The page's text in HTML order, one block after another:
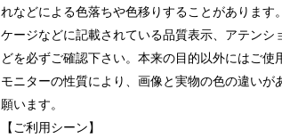
れなどによる色落ちや色移りすることがあります
ケージなどに記載されている品質表示、アテンシ
どを必ずご確認下さい。本来の目的以外にはご
モニターの性質により、画像と実物の色の違い
願います。
【ご利用シーン】